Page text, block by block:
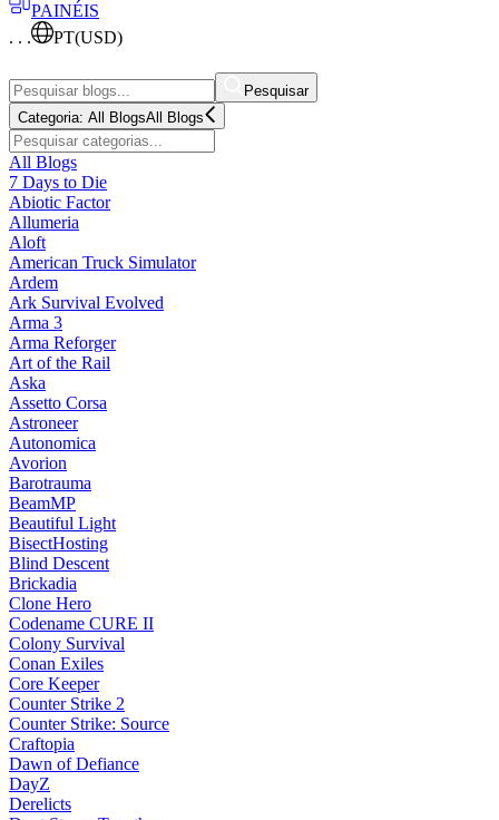
PAINÉIS
. . .
PT(USD)
Pesquisar
Categoria: All BlogsAll Blogs
All Blogs
7 Days to Die
Abiotic Factor
Allumeria
Aloft
American Truck Simulator
Ardem
Ark Survival Evolved
Arma 3
Arma Reforger
Art of the Rail
Aska
Assetto Corsa
Astroneer
Autonomica
Avorion
Barotrauma
BeamMP
Beautiful Light
BisectHosting
Blind Descent
Brickadia
Clone Hero
Codename CURE II
Colony Survival
Conan Exiles
Core Keeper
Counter Strike 2
Counter Strike: Source
Craftopia
Dawn of Defiance
DayZ
Derelicts